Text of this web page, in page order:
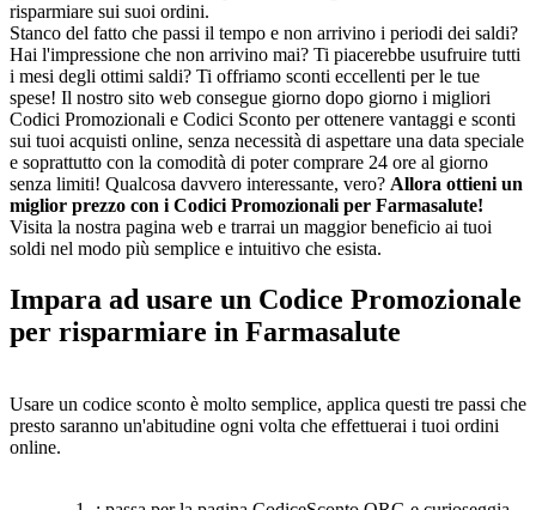
risparmiare sui suoi ordini.
Stanco del fatto che passi il tempo e non arrivino i periodi dei saldi?
Hai l'impressione che non arrivino mai? Ti piacerebbe usufruire tutti
i mesi degli ottimi saldi? Ti offriamo sconti eccellenti per le tue
spese! Il nostro sito web consegue giorno dopo giorno i migliori
Codici Promozionali e Codici Sconto per ottenere vantaggi e sconti
sui tuoi acquisti online, senza necessità di aspettare una data speciale
e soprattutto con la comodità di poter comprare 24 ore al giorno
senza limiti! Qualcosa davvero interessante, vero? Allora ottieni un
miglior prezzo con i Codici Promozionali per Farmasalute!
Visita la nostra pagina web e trarrai un maggior beneficio ai tuoi
soldi nel modo più semplice e intuitivo che esista.
Impara ad usare un Codice Promozionale
per risparmiare in Farmasalute
Usare un codice sconto è molto semplice, applica questi tre passi che
presto saranno un'abitudine ogni volta che effettuerai i tuoi ordini
online.